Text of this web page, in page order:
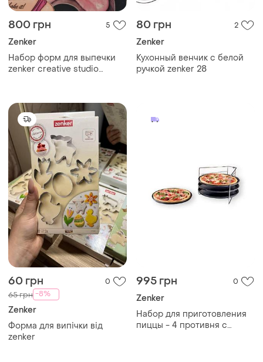
800 грн 5
Zenker
Набор форм для выпечки
zenker creative studio
80 грн 2
Zenker
Кухонный венчик с белой
ручкой zenker 28
60 грн 0
65 грн -8%
Zenker
Форма для випічки від
zenker
995 грн 0
Zenker
Набор для приготовления
пиццы - 4 противня с